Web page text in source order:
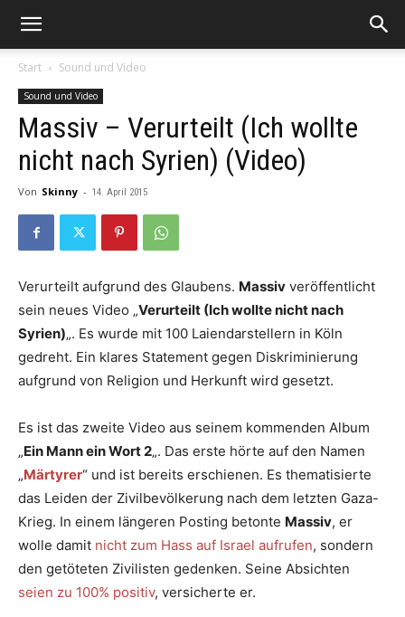
Start Sound und Video
Sound und Video
Massiv – Verurteilt (Ich wollte
nicht nach Syrien) (Video)
Von Skinny - 14. April 2015
Verurteilt aufgrund des Glaubens. Massiv veröffentlicht
sein neues Video „Verurteilt (Ich wollte nicht nach
Syrien)„. Es wurde mit 100 Laiendarstellern in Köln
gedreht. Ein klares Statement gegen Diskriminierung
aufgrund von Religion und Herkunft wird gesetzt.
Es ist das zweite Video aus seinem kommenden Album
„Ein Mann ein Wort 2„. Das erste hörte auf den Namen
„Märtyrer“ und ist bereits erschienen. Es thematisierte
das Leiden der Zivilbevölkerung nach dem letzten Gaza-
Krieg. In einem längeren Posting betonte Massiv, er
wolle damit nicht zum Hass auf Israel aufrufen, sondern
den getöteten Zivilisten gedenken. Seine Absichten
seien zu 100% positiv, versicherte er.